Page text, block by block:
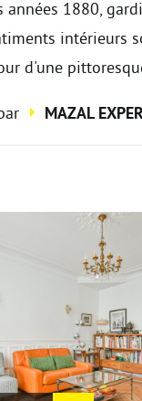
années 1880,
intérieurs
d'une
MAZAL